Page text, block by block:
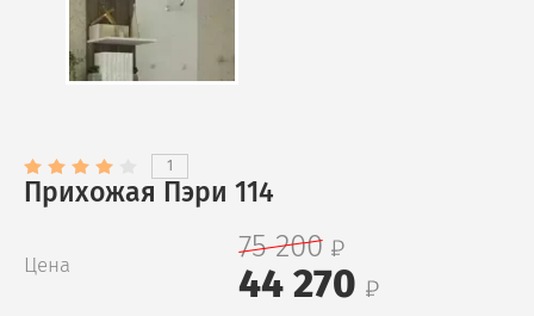
1
Прихожая Пэри 114
Цена
75 200
44 270